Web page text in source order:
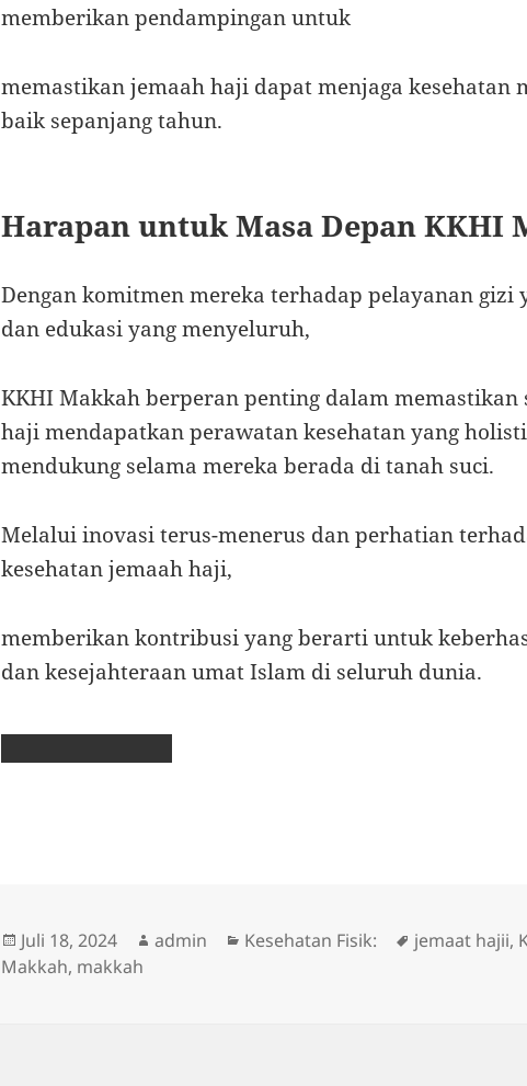
memberikan pendampingan untuk
memastikan jemaah haji dapat menjaga kesehatan
baik sepanjang tahun.
Harapan untuk Masa Depan KKHI
Dengan komitmen mereka terhadap pelayanan gizi
dan edukasi yang menyeluruh,
KKHI Makkah berperan penting dalam memastikan
haji mendapatkan perawatan kesehatan yang
mendukung selama mereka berada di tanah suci.
Melalui inovasi terus-menerus dan perhatian
kesehatan jemaah haji,
memberikan kontribusi yang berarti untuk
dan kesejahteraan umat Islam di seluruh dunia.
Diposkan
pada
Juli 18, 2024 Penulis
admin Kategori
Kesehatan Fisik: Tag
jemaat hajii,
Makkah, makkah